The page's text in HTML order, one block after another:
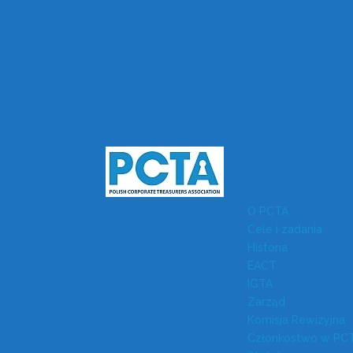
O PCTA
Cele i zadania
Historia
EACT
IGTA
Zarząd
Komisja Rewizyjna
Członkostwo w